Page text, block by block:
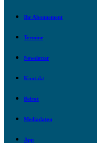
Ihr Abonnement
Termine
Newsletter
Kontakt
Beirat
Mediadaten
App